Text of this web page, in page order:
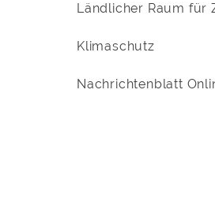
Ländlicher Raum für
Klimaschutz
Nachrichtenblatt